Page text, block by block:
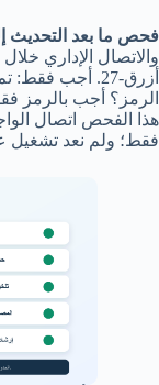
فحص ما بعد التحديث إلى
هذا الفحص اتصال
فقط؛ ولم نعد تشغيل